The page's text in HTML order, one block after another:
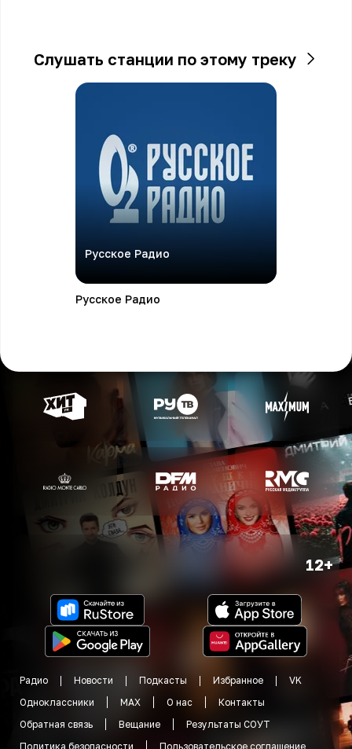
Слушать станции по этому треку
Русское Радио
Русское Радио
12+
Радио Новости Подкасты Избранное
VK
Одноклассники
MAX О нас
Контакты
Обратная связь
Вещание
Результаты СОУТ
Политика безопасности
Пользовательское соглашение